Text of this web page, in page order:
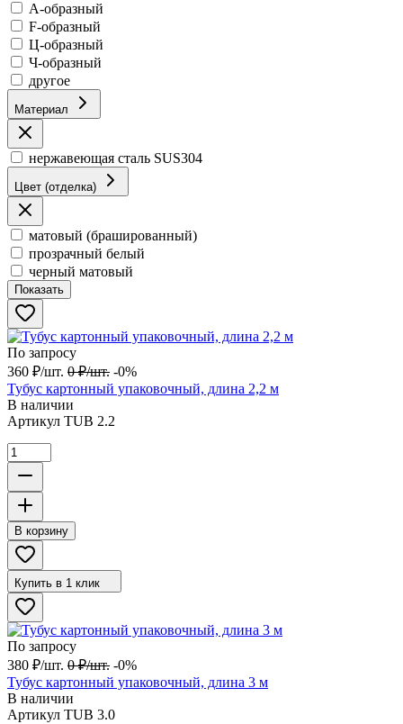
А-образный
F-образный
Ц-образный
Ч-образный
другое
Материал
нержавеющая сталь SUS304
Цвет (отделка)
матовый (брашированный)
прозрачный белый
черный матовый
Показать
По запросу
360 ₽/шт. 0 ₽/шт. -0%
Тубус картонный упаковочный, длина 2,2 м
В наличии
Артикул TUB 2.2
В корзину
Купить в 1 клик
По запросу
380 ₽/шт. 0 ₽/шт. -0%
Тубус картонный упаковочный, длина 3 м
В наличии
Артикул TUB 3.0